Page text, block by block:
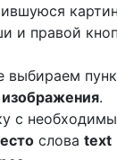
и правой
выбираем
.
с
слова text